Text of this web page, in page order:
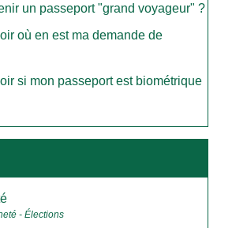
un passeport "grand voyageur" ?
où en est ma demande de
si mon passeport est biométrique
- Élections